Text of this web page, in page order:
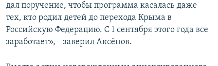
Все сайты RFE/RL
дал поручение, чтобы программа касалась даже
тех, кто родил детей до перехода Крыма в
Российскую Федерацию. С 1 сентября этого года все
заработает», - заверил Аксёнов.